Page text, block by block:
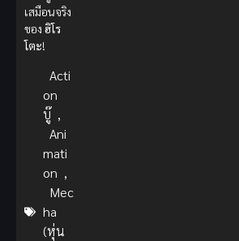
เสมือนจริง
ของ ฮิโร
โตะ!
Acti
on
บู๊ ,
Ani
mati
on ,
Mec
ha
(หุ่น